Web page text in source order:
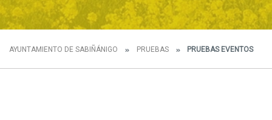
AYUNTAMIENTO DE SABIÑÁNIGO PRUEBAS PRUEBAS EVENTOS